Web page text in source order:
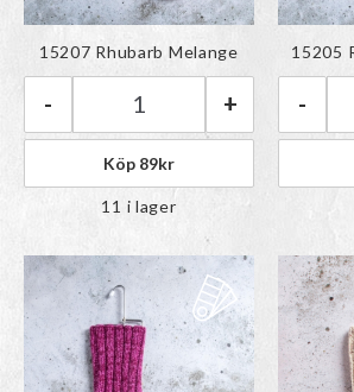
Färgen har lagts till i
paletten
Järbo Raggi | 15207
- +
15207 Rhubarb Melange
Köp 89kr
11 i lager
-
15205